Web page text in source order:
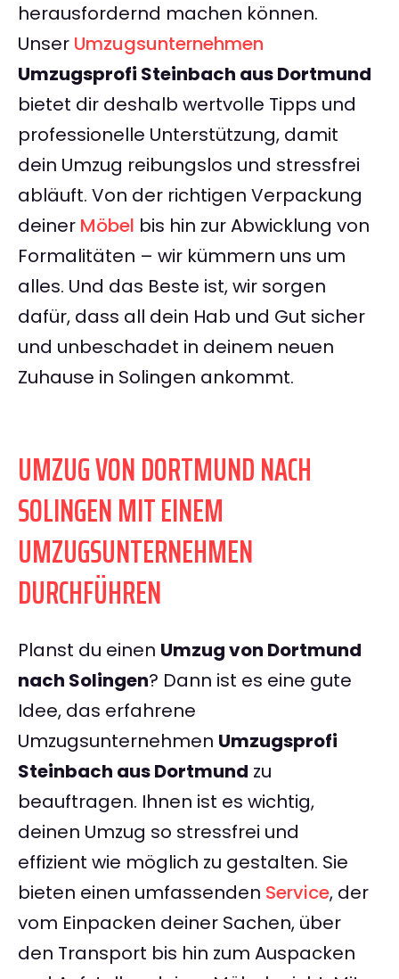
herausfordernd machen können.
Unser Umzugsunternehmen
Umzugsprofi Steinbach aus Dortmund
bietet dir deshalb wertvolle Tipps und
professionelle Unterstützung, damit
dein Umzug reibungslos und stressfrei
abläuft. Von der richtigen Verpackung
deiner Möbel bis hin zur Abwicklung von
Formalitäten – wir kümmern uns um
alles. Und das Beste ist, wir sorgen
dafür, dass all dein Hab und Gut sicher
und unbeschadet in deinem neuen
Zuhause in Solingen ankommt.
UMZUG VON DORTMUND NACH
SOLINGEN MIT EINEM
UMZUGSUNTERNEHMEN
DURCHFÜHREN
Planst du einen Umzug von Dortmund
nach Solingen? Dann ist es eine gute
Idee, das erfahrene
Umzugsunternehmen Umzugsprofi
Steinbach aus Dortmund zu
beauftragen. Ihnen ist es wichtig,
deinen Umzug so stressfrei und
effizient wie möglich zu gestalten. Sie
bieten einen umfassenden Service, der
vom Einpacken deiner Sachen, über
den Transport bis hin zum Auspacken